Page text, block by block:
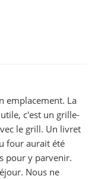
emplacement. La
c'est un grille-
le grill. Un livret
four aurait été
pour y parvenir.
Nous ne